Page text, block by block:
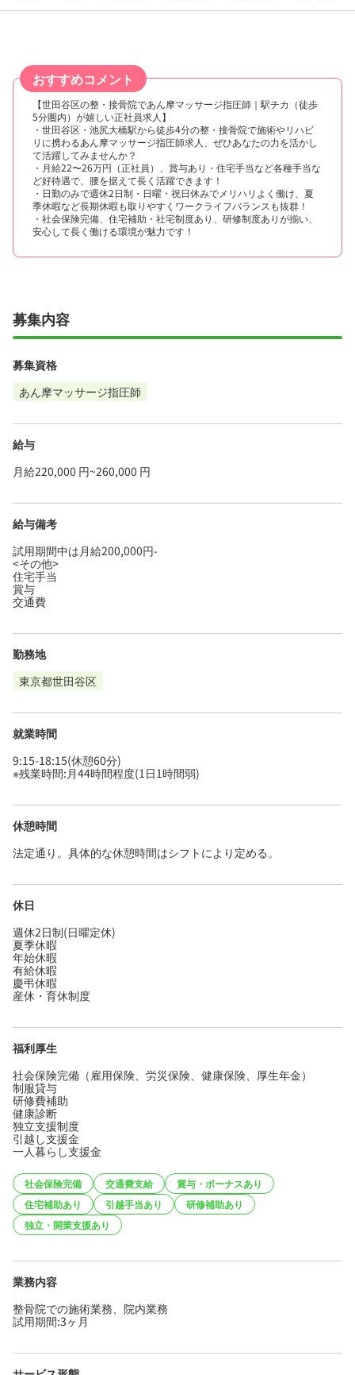
おすすめコメント
【世田谷区の整・接骨院であん摩マッサージ指圧師｜駅チカ（徒歩
5分圏内）が嬉しい正社員求人】
・世田谷区・池尻大橋駅から徒歩4分の整・接骨院で施術やリハビ
リに携わるあん摩マッサージ指圧師求人、ぜひあなたの力を活かし
て活躍してみませんか？
・月給22〜26万円（正社員）、賞与あり・住宅手当など各種手当な
ど好待遇で、腰を据えて長く活躍できます！
・日勤のみで週休2日制・日曜・祝日休みでメリハリよく働け、夏
季休暇など長期休暇も取りやすくワークライフバランスも抜群！
・社会保険完備、住宅補助・社宅制度あり、研修制度ありが揃い、
安心して長く働ける環境が魅力です！
募集内容
募集資格
あん摩マッサージ指圧師
給与
月給220,000 円~260,000 円
給与備考
試用期間中は月給200,000円-
<その他>
住宅手当
賞与
交通費
勤務地
東京都世田谷区
就業時間
9:15-18:15(休憩60分)
※残業時間:月44時間程度(1日1時間弱)
休憩時間
法定通り。具体的な休憩時間はシフトにより定める。
休日
週休2日制(日曜定休)
夏季休暇
年始休暇
有給休暇
慶弔休暇
産休・育休制度
福利厚生
社会保険完備（雇用保険、労災保険、健康保険、厚生年金）
制服貸与
研修費補助
健康診断
独立支援制度
引越し支援金
一人暮らし支援金
社会保険完備 交通費支給
賞与・ボーナスあり
住宅補助あり
引越手当あり
研修補助あり
独立・開業支援あり
業務内容
整骨院での施術業務、院内業務
試用期間:3ヶ月